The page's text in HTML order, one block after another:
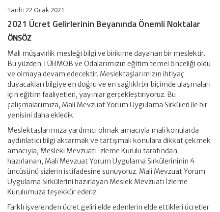
Tarih: 22 Ocak 2021
2021 Ücret Gelirlerinin Beyanında Önemli Noktalar
ÖNSÖZ
Mali müşavirlik mesleği bilgi ve birikime dayanan bir meslektir.
Bu yüzden TÜRMOB ve Odalarımızın eğitim temel önceliği oldu
ve olmaya devam edecektir. Meslektaşlarımızın ihtiyaç
duyacakları bilgiye en doğru ve en sağlıklı bir biçimde ulaşmaları
için eğitim faaliyetleri, yayınlar gerçekleştiriyoruz. Bu
çalışmalarımıza, Mali Mevzuat Yorum Uygulama Sirküleri ile bir
yenisini daha ekledik.
Meslektaşlarımıza yardımcı olmak amacıyla mali konularda
aydınlatıcı bilgi aktarmak ve tartışmalı konulara dikkat çekmek
amacıyla, Mesleki Mevzuatı İzleme Kurulu tarafından
hazırlanan, Mali Mevzuat Yorum Uygulama Sirkülerininin 4
üncüsünü sizlerin istifadesine sunuyoruz. Mali Mevzuat Yorum
Uygulama Sirkülerini hazırlayan Meslek Mevzuatı İzleme
Kurulumuza teşekkür ederiz.
Farklı işverenden ücret geliri elde edenlerin elde ettikleri ücretler